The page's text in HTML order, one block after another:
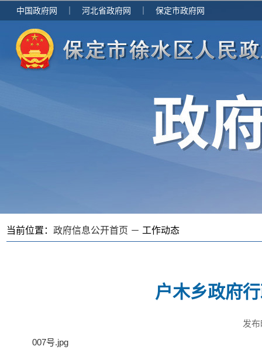
中国政府网 河北省政府网 保定市政府网
当前位置： 政府信息公开首页 － 工作动态
户木乡政府
发
007号.jpg